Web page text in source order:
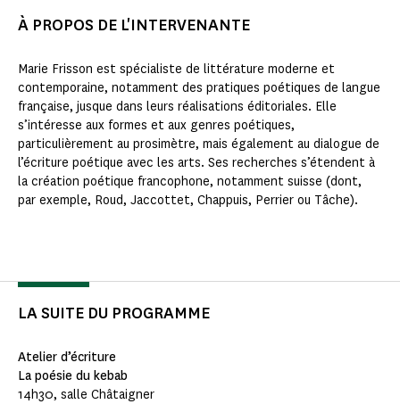
À PROPOS DE L'INTERVENANTE
Marie Frisson est spécialiste de littérature moderne et
contemporaine, notamment des pratiques poétiques de langue
française, jusque dans leurs réalisations éditoriales. Elle
s’intéresse aux formes et aux genres poétiques,
particulièrement au prosimètre, mais également au dialogue de
l’écriture poétique avec les arts. Ses recherches s’étendent à
la création poétique francophone, notamment suisse (dont,
par exemple, Roud, Jaccottet, Chappuis, Perrier ou Tâche).
LA SUITE DU PROGRAMME
Atelier d’écriture
La poésie du kebab
14h30, salle Châtaigner